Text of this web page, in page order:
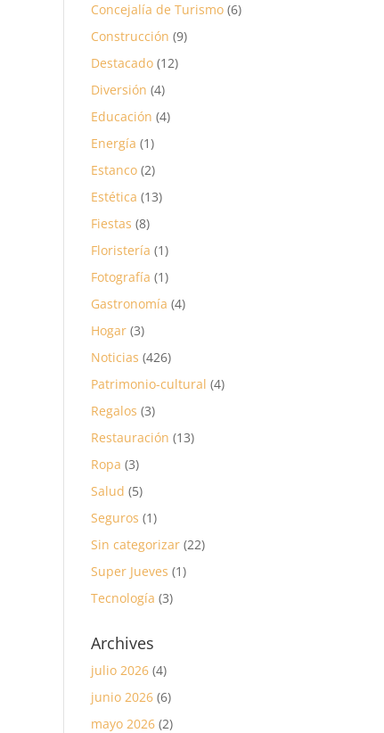
Concejalía de Turismo (6)
Construcción (9)
Destacado (12)
Diversión (4)
Educación (4)
Energía (1)
Estanco (2)
Estética (13)
Fiestas (8)
Floristería (1)
Fotografía (1)
Gastronomía (4)
Hogar (3)
Noticias (426)
Patrimonio-cultural (4)
Regalos (3)
Restauración (13)
Ropa (3)
Salud (5)
Seguros (1)
Sin categorizar (22)
Super Jueves (1)
Tecnología (3)
Archives
julio 2026 (4)
junio 2026 (6)
mayo 2026 (2)